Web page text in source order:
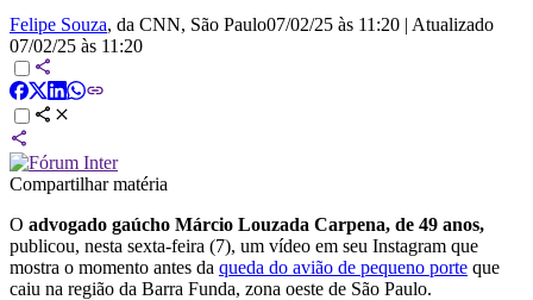
Felipe Souza, da CNN, São Paulo07/02/25 às 11:20 | Atualizado
07/02/25 às 11:20
Compartilhar matéria
O advogado gaúcho Márcio Louzada Carpena, de 49 anos,
publicou, nesta sexta-feira (7), um vídeo em seu Instagram que
mostra o momento antes da queda do avião de pequeno porte que
caiu na região da Barra Funda, zona oeste de São Paulo.